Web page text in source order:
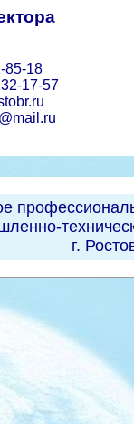
85-18
17-57
г.